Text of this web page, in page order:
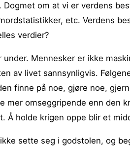
Dogmet om at vi er verdens
etc. Verdens
verdier?
under. Mennesker er ikke
av livet sannsynligvis.
finne på noe, gjøre noe,
mer omseggripende enn den
Å holde krigen oppe blir et
sette seg i godstolen, og